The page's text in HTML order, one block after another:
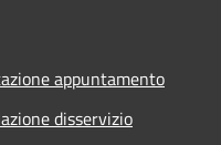
appuntamento
disservizio